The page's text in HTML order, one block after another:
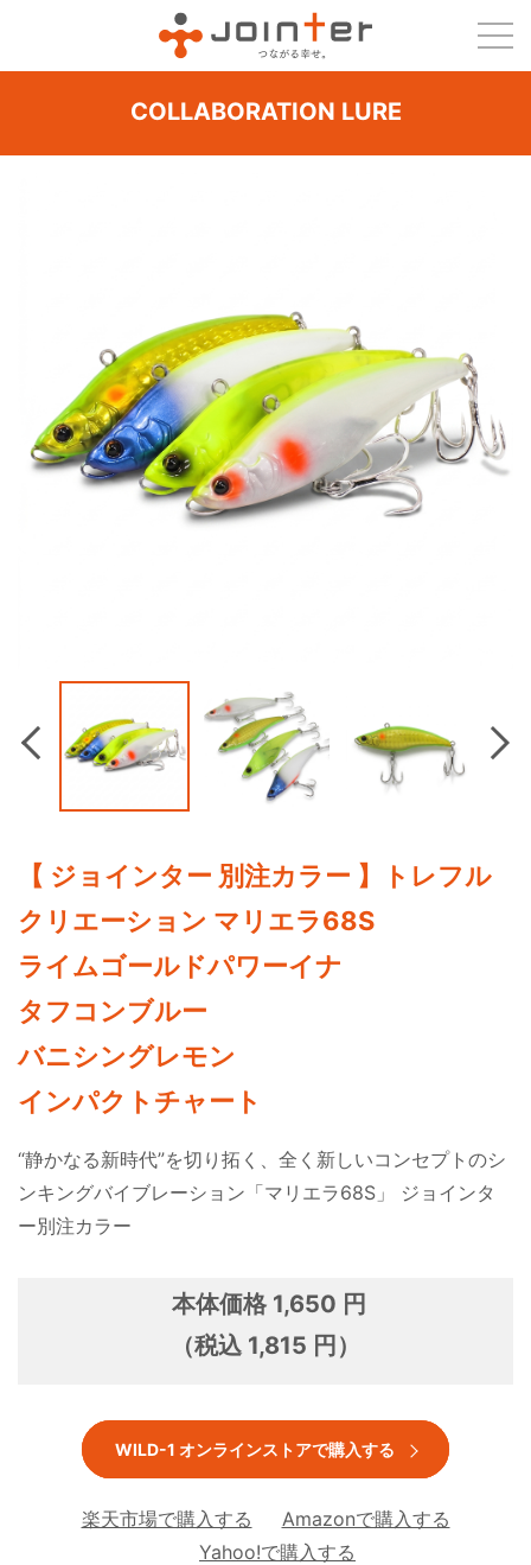
COLLABORATION LURE
Previous
Next
【 ジョインター 別注カラー 】トレフル
クリエーション マリエラ68S
ライムゴールドパワーイナ
タフコンブルー
バニシングレモン
インパクトチャート
“静かなる新時代”を切り拓く、全く新しいコンセプトのシ
ンキングバイブレーション「マリエラ68S」 ジョインタ
ー別注カラー
本体価格 1,650 円
（税込 1,815 円）
WILD-1 オンラインストアで購入する
楽天市場で購入する
Amazonで購入する
Yahoo!で購入する